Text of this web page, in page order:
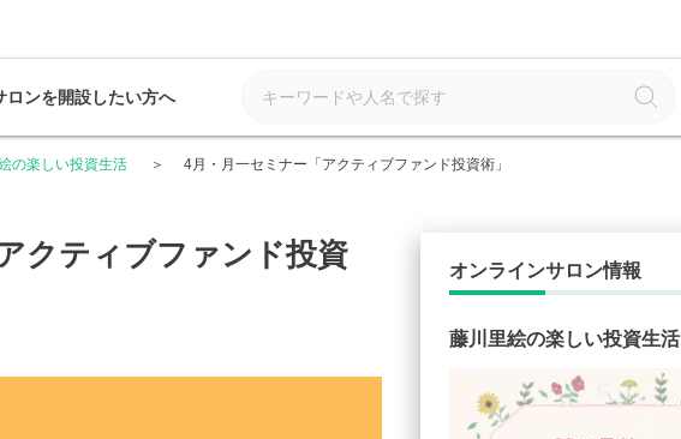
ロンを開設したい方へ
の楽しい投資生活 4月・月一セミナー「アクティブファンド投資術」
クティブファンド投資 オンラインサロン情報
藤川里絵の楽しい投資生活